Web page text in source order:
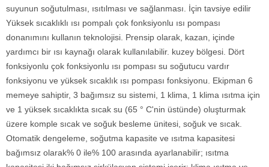
suyunun soğutulması, ısıtılması ve sağlanması. İçin tavsiye edilir
Yüksek sıcaklıklı ısı pompalı çok fonksiyonlu ısı pompası
donanımını kullanın teknolojisi. Prensip olarak, kazan, içinde
yardımcı bir ısı kaynağı olarak kullanılabilir. kuzey bölgesi. Dört
fonksiyonlu çok fonksiyonlu ısı pompası su soğutucu vardır
fonksiyonu ve yüksek sıcaklık ısı pompası fonksiyonu. Ekipman 6
memeye sahiptir, 3 bağımsız su sistemi, 1 klima, 1 klima ısıtma için
ve 1 yüksek sıcaklıkta sıcak su (65 ° C'nin üstünde) oluşturmak
üzere komple sıcak ve soğuk besleme ünitesi, soğuk ve sıcak.
Otomatik dengeleme, soğutma kapasite ve ısıtma kapasitesi
bağımsız olarak% 0 ile% 100 arasında ayarlanabilir; ısıtma